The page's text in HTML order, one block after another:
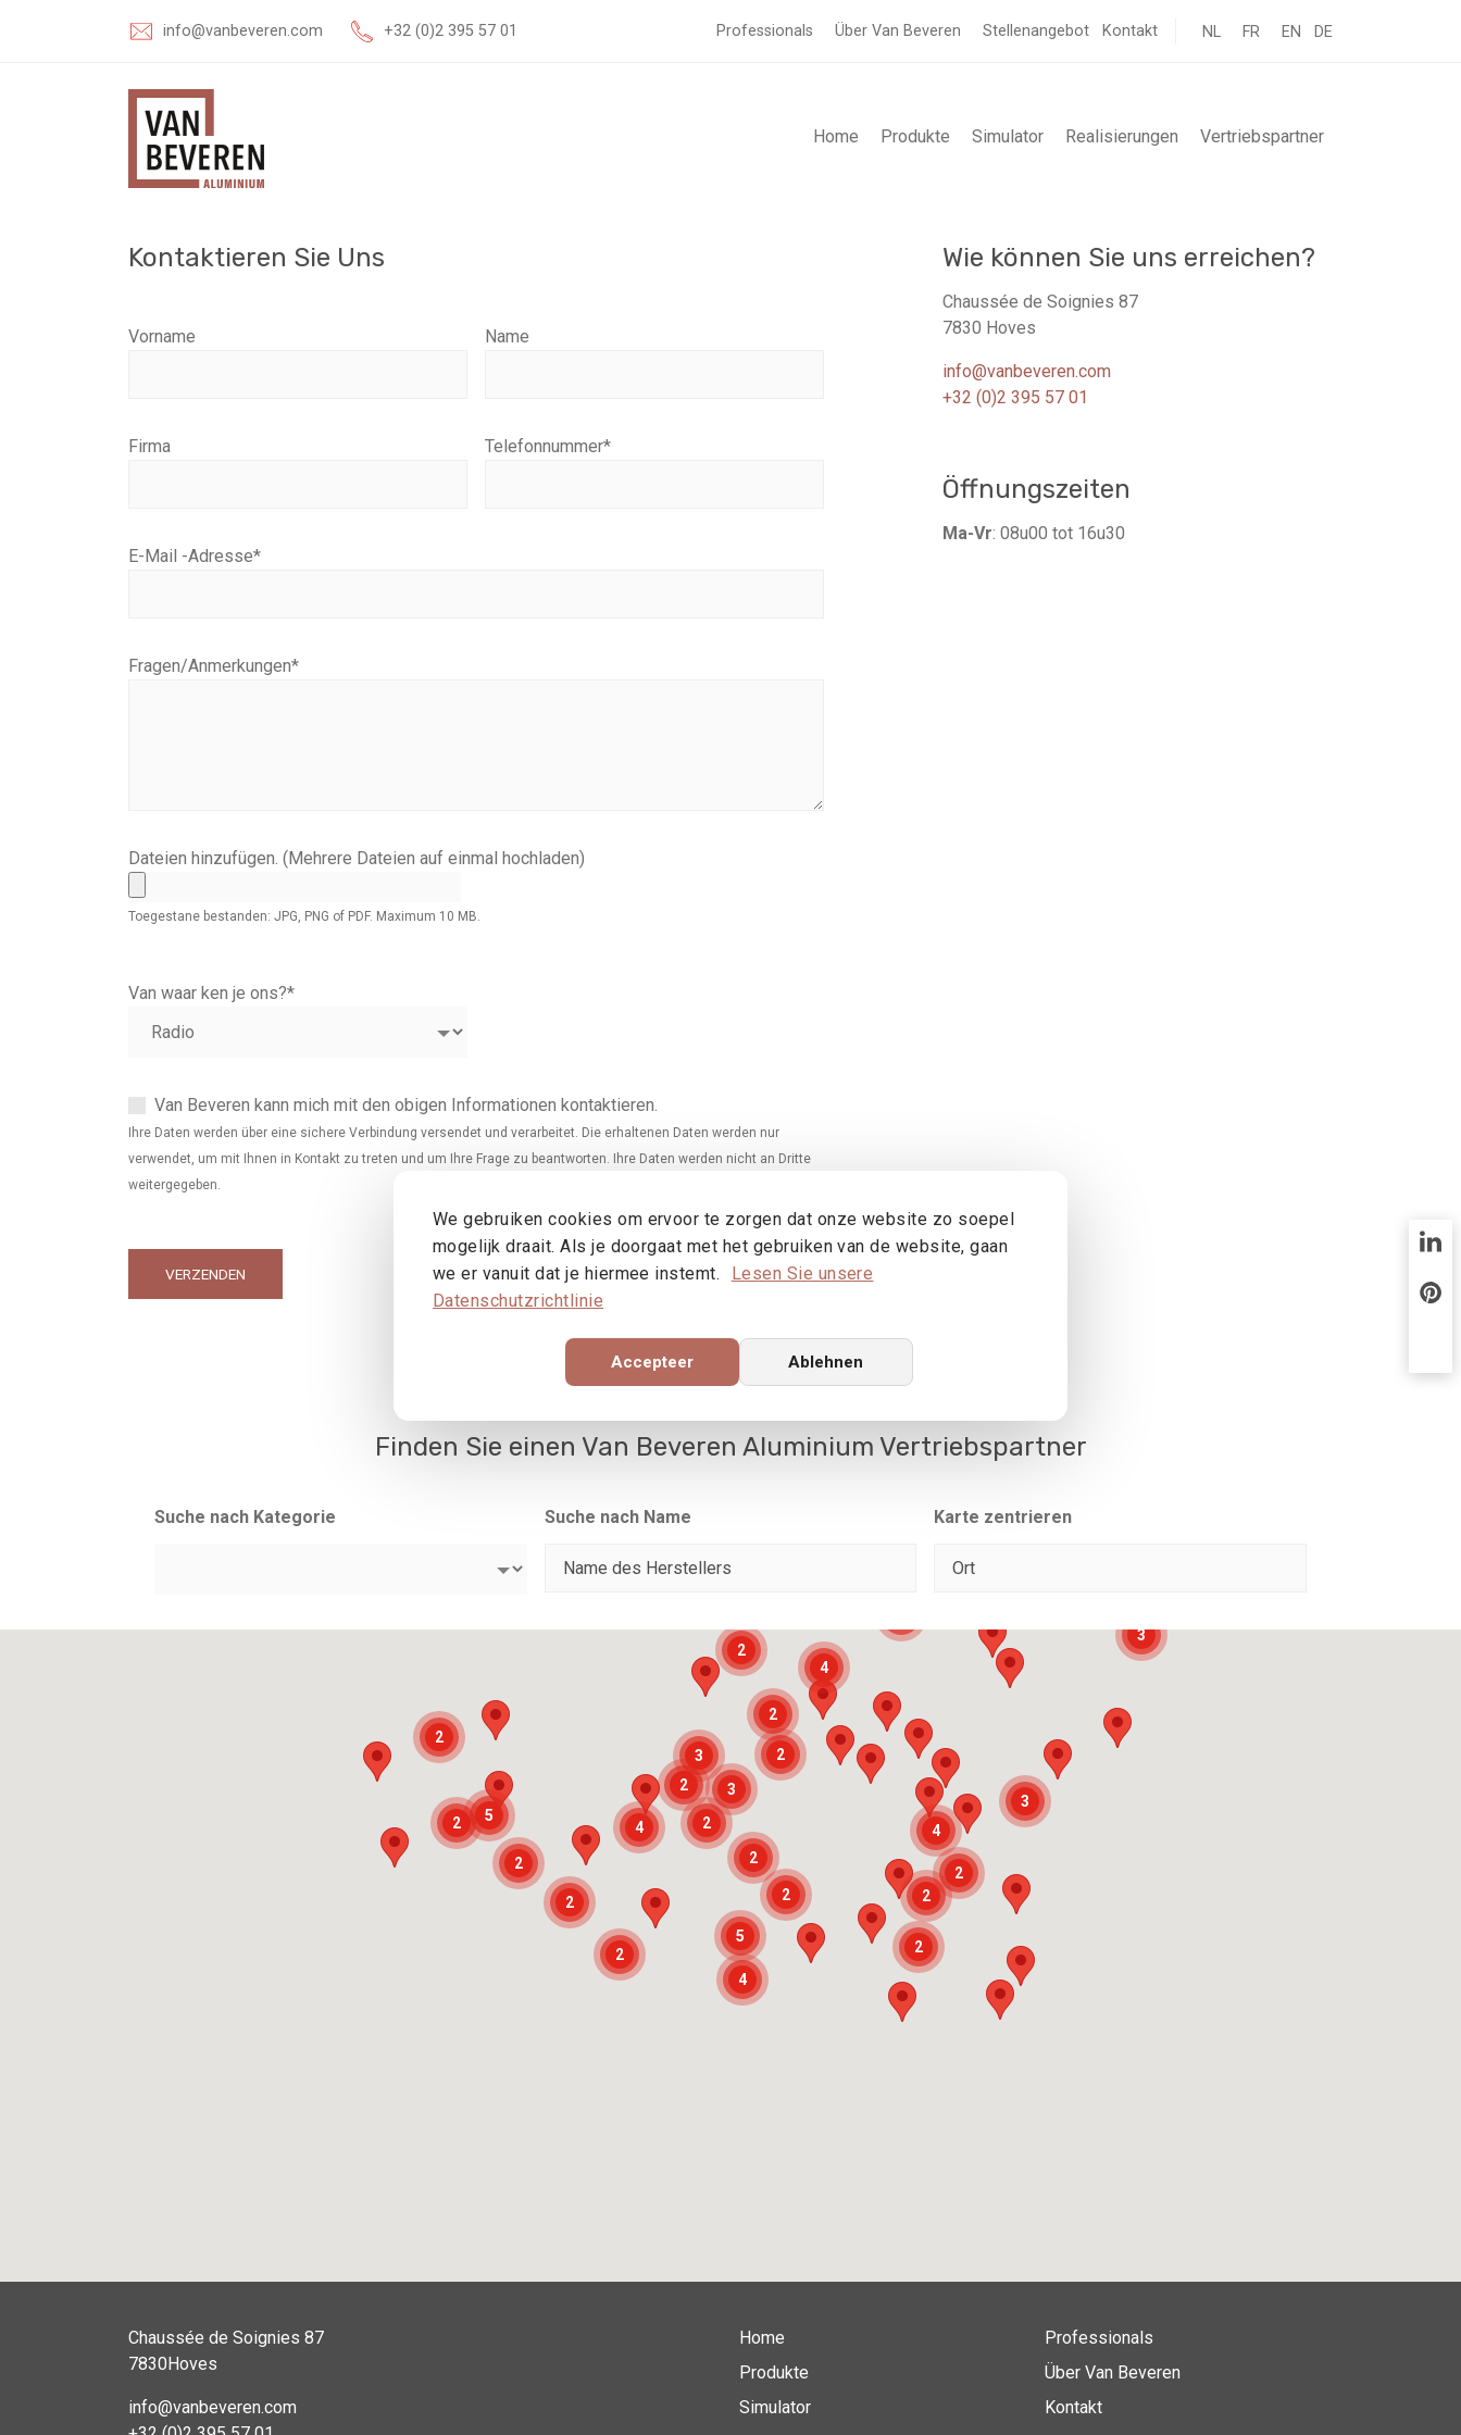
info@vanbeveren.com +32 (0)2 395 57 01 Professionals Über Van Beveren Stellenangebot Kontakt NL FR EN DE
Home Produkte Simulator Realisierungen Vertriebspartner
Kontaktieren Sie Uns
Vorname Name
Firma Telefonnummer*
E-Mail -Adresse*
Fragen/Anmerkungen*
Dateien hinzufügen. (Mehrere Dateien auf einmal hochladen)
Toegestane bestanden: JPG, PNG of PDF. Maximum 10 MB.
Van waar ken je ons?*
Van Beveren kann mich mit den obigen Informationen kontaktieren.
Ihre Daten werden über eine sichere Verbindung versendet und verarbeitet. Die erhaltenen Daten werden nur
verwendet, um mit Ihnen in Kontakt zu treten und um Ihre Frage zu beantworten. Ihre Daten werden nicht an Dritte
weitergegeben.
VERZENDEN
Wie können Sie uns erreichen?
Chaussée de Soignies 87
7830 Hoves
info@vanbeveren.com
+32 (0)2 395 57 01
Öffnungszeiten
Ma-Vr: 08u00 tot 16u30
Finden Sie einen Van Beveren Aluminium Vertriebspartner
Suche nach Kategorie Suche nach Name Karte zentrieren
3
2
3
2
4
4
4
4
5
5
2
2
2
3
2
2
2
2
3
2
2 2
2
2
2
Chaussée de Soignies 87
7830Hoves
info@vanbeveren.com
Home
Produkte
Simulator
Professionals
Über Van Beveren
Kontakt
We gebruiken cookies om ervoor te zorgen dat onze website zo soepel
mogelijk draait. Als je doorgaat met het gebruiken van de website, gaan
we er vanuit dat je hiermee instemt.
Lesen Sie unsere
Datenschutzrichtlinie
Accepteer Ablehnen